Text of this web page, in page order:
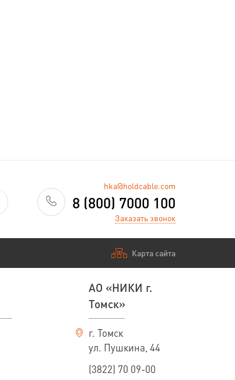
hka@holdcable.com
8 (800) 7000 100
Заказать звонок
Карта сайта
АО «НИКИ г.
Томск»
г. Томск
ул. Пушкина, 44
(3822) 70 09-00